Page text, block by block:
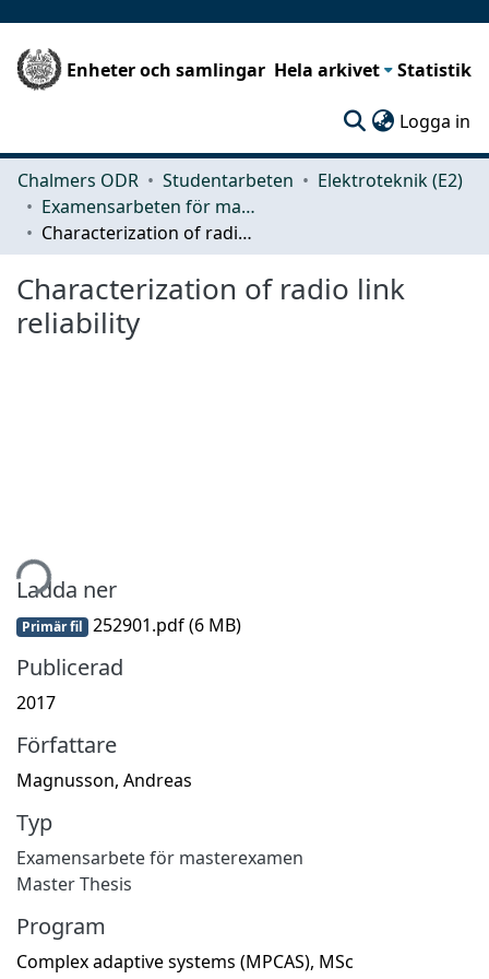
Enheter och samlingar Hela arkivet Statistik
Logga in
Chalmers ODR Studentarbeten
Elektroteknik (E2)
Examensarbeten för masterexamen
Characterization of radio link reliability
Characterization of radio link
reliability
Ladda ner
Primär fil 252901.pdf(6 MB)
Publicerad
2017
Författare
Magnusson, Andreas
Typ
Examensarbete för masterexamen
Master Thesis
Program
Complex adaptive systems (MPCAS), MSc